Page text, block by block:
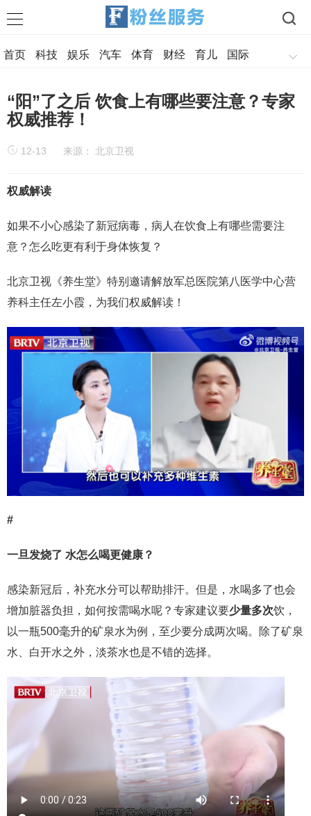
首页 科技 娱乐 汽车 体育 财经 育儿 国际
“阳”了之后 饮食上有哪些要注意？专家
权威推荐！
12-13 来源： 北京卫视
权威解读
如果不小心感染了新冠病毒，病人在饮食上有哪些需要注
意？怎么吃更有利于身体恢复？
北京卫视《养生堂》特别邀请解放军总医院第八医学中心营
养科主任左小霞，为我们权威解读！
#
一旦发烧了 水怎么喝更健康？
感染新冠后，补充水分可以帮助排汗。但是，水喝多了也会
增加脏器负担，如何按需喝水呢？专家建议要少量多次饮，
以一瓶500毫升的矿泉水为例，至少要分成两次喝。除了矿泉
水、白开水之外，淡茶水也是不错的选择。